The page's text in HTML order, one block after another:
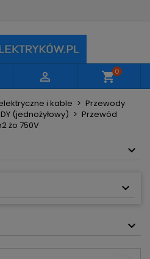
 shopping_cart0
i kable
Przewody
(jednożyłowy)
Przewód
żo 750V
Utwórz listę życzeń
by zapisać produkty na
Anuluj Zaloguj się